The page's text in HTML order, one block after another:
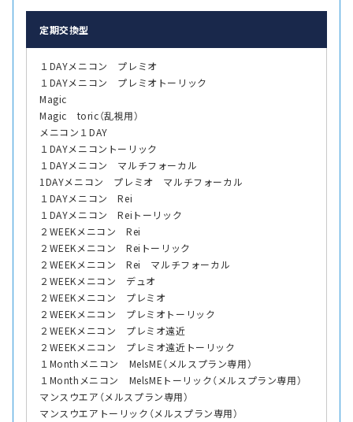
定期交換型
１DAYメニコン プレミオ
１DAYメニコン プレミオトーリック
Magic
Magic toric（乱視用）
メニコン１DAY
１DAYメニコントーリック
１DAYメニコン マルチフォーカル
1DAYメニコン プレミオ マルチフォーカル
１DAYメニコン Rei
１DAYメニコン Reiトーリック
２WEEKメニコン Rei
２WEEKメニコン Reiトーリック
２WEEKメニコン Rei マルチフォーカル
２WEEKメニコン デュオ
２WEEKメニコン プレミオ
２WEEKメニコン プレミオトーリック
２WEEKメニコン プレミオ遠近
２WEEKメニコン プレミオ遠近トーリック
１Monthメニコン MelsME（メルスプラン専用）
１Monthメニコン MelsMEトーリック（メルスプラン専用）
マンスウエア（メルスプラン専用）
マンスウエアトーリック（メルスプラン専用）